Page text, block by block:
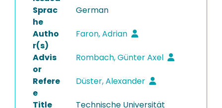
Sprac
he
German
Autho
r(s)
Faron, Adrian
Advis
or
Rombach, Günter Axel
Refere
e
Düster, Alexander
Title
Technische Universität